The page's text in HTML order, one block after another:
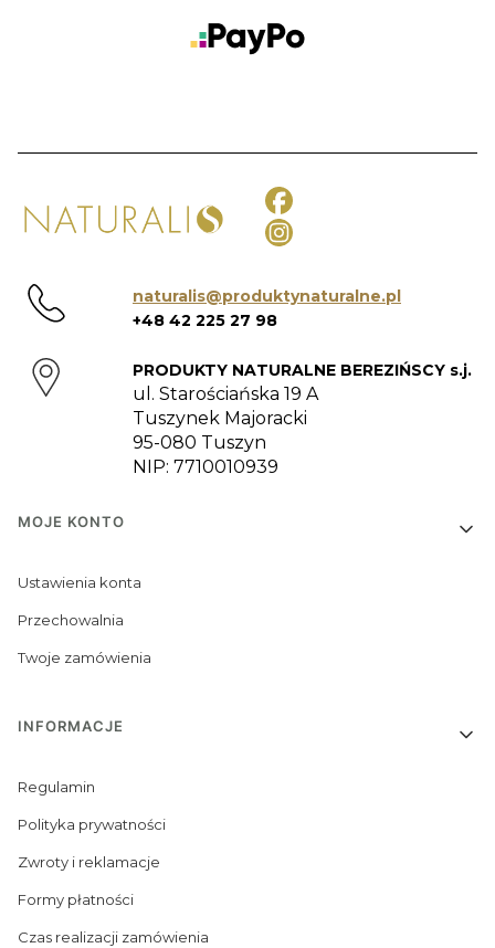
naturalis@produktynaturalne.pl
+48 42 225 27 98
PRODUKTY NATURALNE BEREZIŃSCY s.j.
ul. Starościańska 19 A
Tuszynek Majoracki
95-080 Tuszyn
NIP: 7710010939
Linki w stopce
MOJE KONTO
Ustawienia konta
Przechowalnia
Twoje zamówienia
INFORMACJE
Regulamin
Polityka prywatności
Zwroty i reklamacje
Formy płatności
Czas realizacji zamówienia